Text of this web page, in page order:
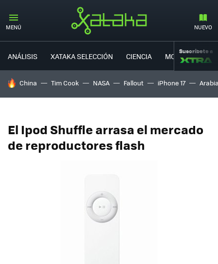
MENÚ NUEVO
ANÁLISIS XATAKA SELECCIÓN CIENCIA MOVILIDAD
Suscríbete a
HOY SE HABLA DE
China Tim Cook NASA Fallout iPhone 17
El Ipod Shuffle arrasa el mercado
de reproductores flash